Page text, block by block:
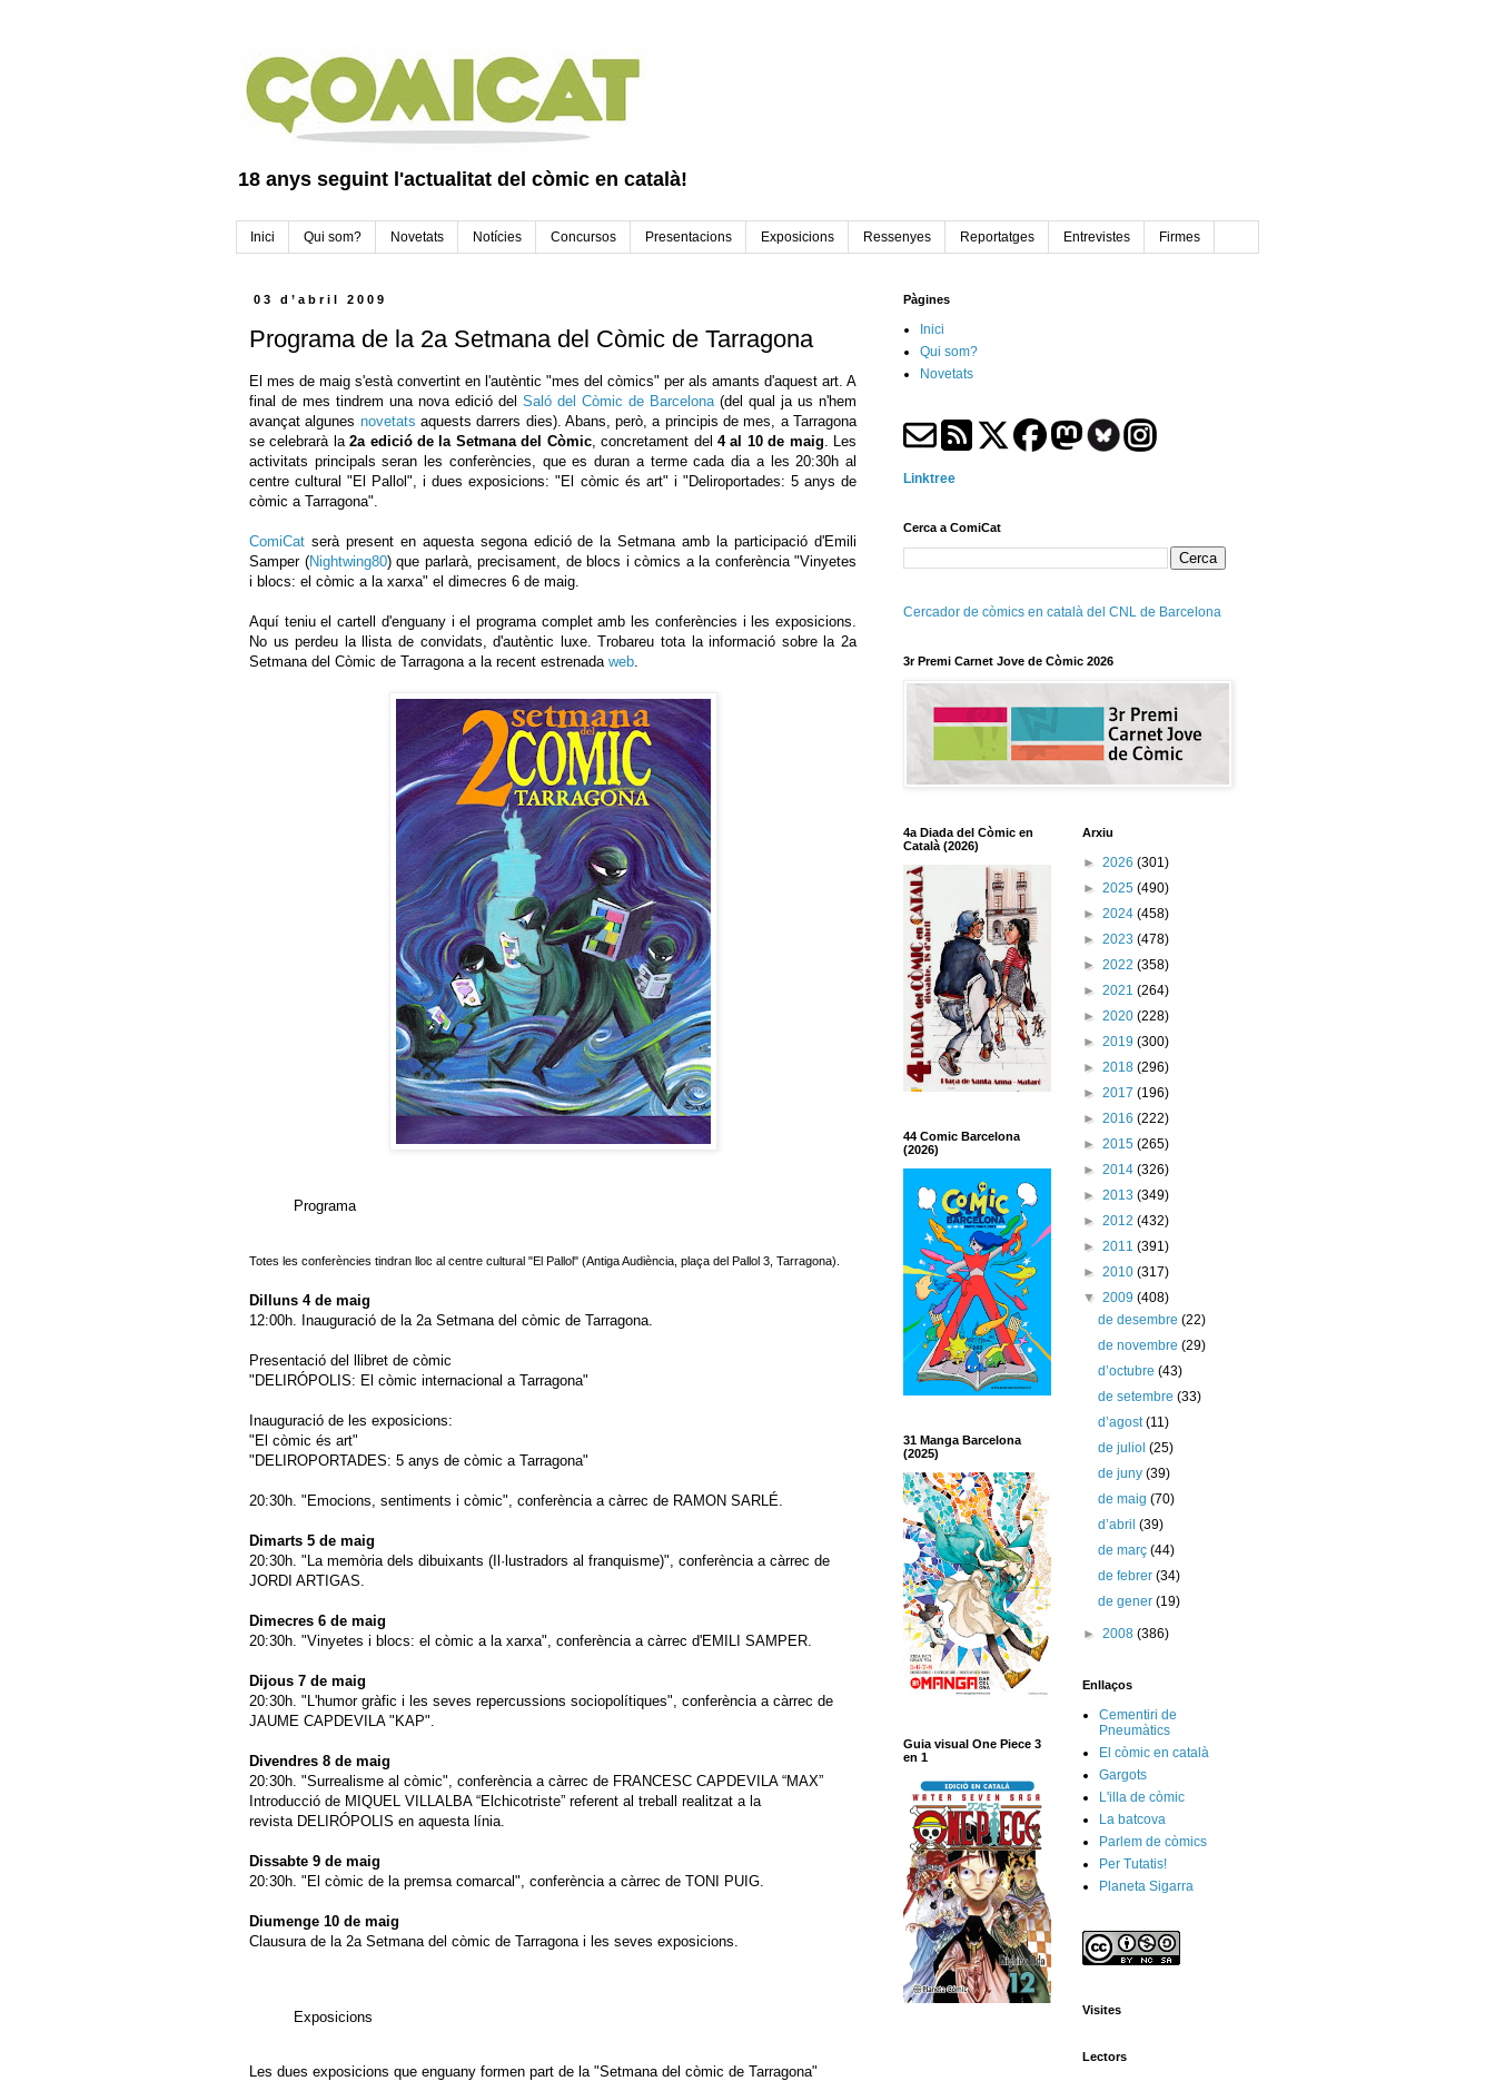
18 anys seguint l'actualitat del còmic en català!
Inici Qui som? Novetats Notícies Concursos Presentacions Exposicions Ressenyes Reportatges Entrevistes Firmes
03 d’abril 2009
Programa de la 2a Setmana del Còmic de Tarragona
El mes de maig s'està convertint en l'autèntic "mes del còmics" per als amants d'aquest art. A
final de mes tindrem una nova edició del Saló del Còmic de Barcelona(del qual ja us n'hem
avançat algunes novetats aquests darrers dies). Abans, però, a principis de mes, a Tarragona
se celebrarà la2a edició de la Setmana del Còmic, concretament del 4 al 10 de maig. Les
activitats principals seran les conferències, que es duran a terme cada dia a les 20:30h al
centre cultural "El Pallol", i dues exposicions: "El còmic és art" i "Deliroportades: 5 anys de
còmic a Tarragona".
ComiCat serà present en aquesta segona edició de la Setmana amb la participació d'Emili
Samper (Nightwing80) que parlarà, precisament, de blocs i còmics a la conferència "Vinyetes
i blocs: el còmic a la xarxa" el dimecres 6 de maig.
Aquí teniu el cartell d'enguany i el programa complet amb les conferències i les exposicions.
No us perdeu la llista de convidats, d'autèntic luxe. Trobareu tota la informació sobre la 2a
Setmana del Còmic de Tarragona a la recent estrenada web.
Programa
Totes les conferències tindran lloc al centre cultural "El Pallol" (Antiga Audiència, plaça del Pallol 3, Tarragona).
Dilluns 4 de maig
12:00h. Inauguració de la 2a Setmana del còmic de Tarragona.
Presentació del llibret de còmic
"DELIRÓPOLIS: El còmic internacional a Tarragona"
Inauguració de les exposicions:
"El còmic és art"
"DELIROPORTADES: 5 anys de còmic a Tarragona"
20:30h. "Emocions, sentiments i còmic", conferència a càrrec de RAMON SARLÉ.
Dimarts 5 de maig
20:30h. "La memòria dels dibuixants (Il·lustradors al franquisme)", conferència a càrrec de
JORDI ARTIGAS.
Dimecres 6 de maig
20:30h. "Vinyetes i blocs: el còmic a la xarxa", conferència a càrrec d'EMILI SAMPER.
Dijous 7 de maig
20:30h. "L'humor gràfic i les seves repercussions sociopolítiques", conferència a càrrec de
JAUME CAPDEVILA "KAP".
Divendres 8 de maig
20:30h. "Surrealisme al còmic", conferència a càrrec de FRANCESC CAPDEVILA “MAX”
Introducció de MIQUEL VILLALBA “Elchicotriste” referent al treball realitzat a la
revista DELIRÓPOLIS en aquesta línia.
Dissabte 9 de maig
20:30h. "El còmic de la premsa comarcal", conferència a càrrec de TONI PUIG.
Diumenge 10 de maig
Clausura de la 2a Setmana del còmic de Tarragona i les seves exposicions.
Exposicions
Les dues exposicions que enguany formen part de la "Setmana del còmic de Tarragona"
Pàgines
Inici
Qui som?
Novetats
Linktree
Cerca a ComiCat
Cercador de còmics en català del CNL de Barcelona
3r Premi Carnet Jove de Còmic 2026
4a Diada del Còmic en
Català (2026)
44 Comic Barcelona
(2026)
31 Manga Barcelona
(2025)
Guia visual One Piece 3
en 1
Arxiu
► 2026 (301)
► 2025 (490)
► 2024 (458)
► 2023 (478)
► 2022 (358)
► 2021 (264)
► 2020 (228)
► 2019 (300)
► 2018 (296)
► 2017 (196)
► 2016 (222)
► 2015 (265)
► 2014 (326)
► 2013 (349)
► 2012 (432)
► 2011 (391)
► 2010 (317)
▼ 2009 (408)
de desembre(22)
de novembre(29)
d’octubre(43)
de setembre(33)
d’agost(11)
de juliol(25)
de juny(39)
de maig(70)
d’abril(39)
de març(44)
de febrer(34)
de gener(19)
► 2008 (386)
Enllaços
Cementiri de
Pneumàtics
El còmic en català
Gargots
L'illa de còmic
La batcova
Parlem de còmics
Per Tutatis!
Planeta Sigarra
Visites
Lectors